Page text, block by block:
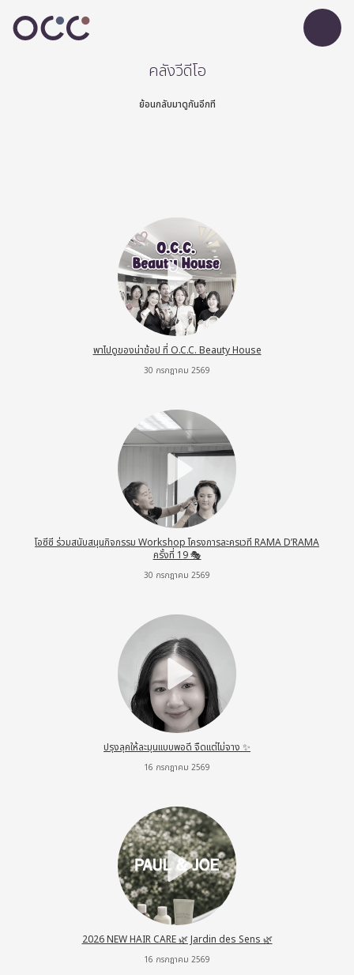
คลังวีดีโอ
ย้อนกลับมาดูกันอีกที
พาไปดูของน่าช้อป ที่ O.C.C. Beauty House
30 กรกฎาคม 2569
โอซีซี ร่วมสนับสนุนกิจกรรม Workshop โครงการละครเวที RAMA D’RAMA
ครั้งที่ 19 🎭
30 กรกฎาคม 2569
ปรุงลุคให้ละมุนแบบพอดี จืดแต่ไม่จาง ✨
16 กรกฎาคม 2569
2026 NEW HAIR CARE 🌿 Jardin des Sens 🌿
16 กรกฎาคม 2569